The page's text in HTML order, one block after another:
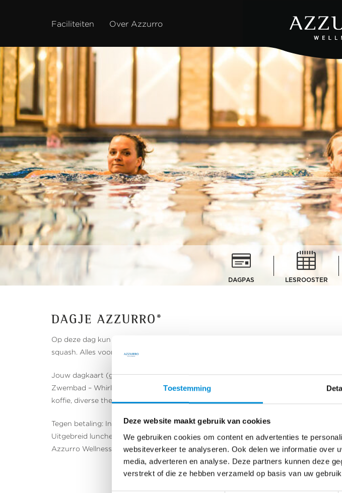
Toestemming
Deze website maakt gebruik van cookies
We gebruiken cookies om content en advertenties te
websiteverkeer te analyseren. Ook delen we informatie over
media, adverteren en analyse. Deze partners kunnen deze
verstrekt of die ze hebben verzameld op basis van uw
Faciliteiten Over Azzurro
DAGPAS LESROOSTER
DAGJE AZZURRO*
Op deze dag kun je van alles doen. Lekker ontspannen in baden en sauna’s (met
squash. Alles voor een heerlijke dag uit. Veel plezier!
Jouw dagkaart (gehele dag entree) isinclusiefgebruik van:
Zwembad – Whirlpools – Finse sauna – Turks stoombad – Infraroodsauna’s –
koffie, diverse thee – Fitness – Groepslessen (op beschikbaarheid) – Squash –
Tegen betaling: In de club sandwiches en verse jus d’orange.
Uitgebreid lunchen/dineren kan binnen een afstand van 100 meter.
Azzurro Wellness is toegankelijk voor iedereen van 18 jaar en ouder.